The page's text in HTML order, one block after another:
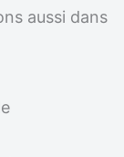
aussi dans